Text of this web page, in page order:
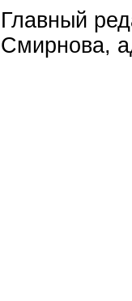
Главный
Смирнова,